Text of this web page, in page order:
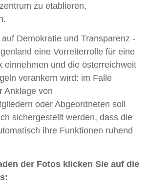
zu etablieren,
Demokratie und Transparenz -
eine Vorreiterrolle für eine
einnehmen und die österreichweit
verankern wird: im Falle
Anklage von
oder Abgeordneten soll
sichergestellt werden, dass die
ihre Funktionen ruhend
der Fotos klicken Sie auf die